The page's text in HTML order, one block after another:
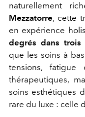
naturellement
Mezzatorre, cette
en expérience
degrés dans trois
que les soins à
tensions, fatigue
thérapeutiques,
soins esthétiques
rare du luxe : celle